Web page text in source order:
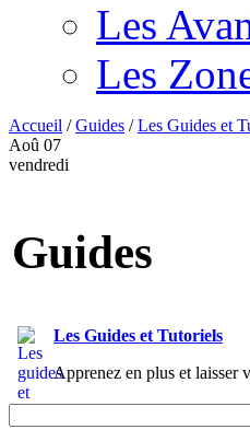
Les
Les
Accueil /Guides /Les Guides et
Aoû 07
vendredi
Guides
Les Guides et Tutoriels
Apprenez en plus et laisser